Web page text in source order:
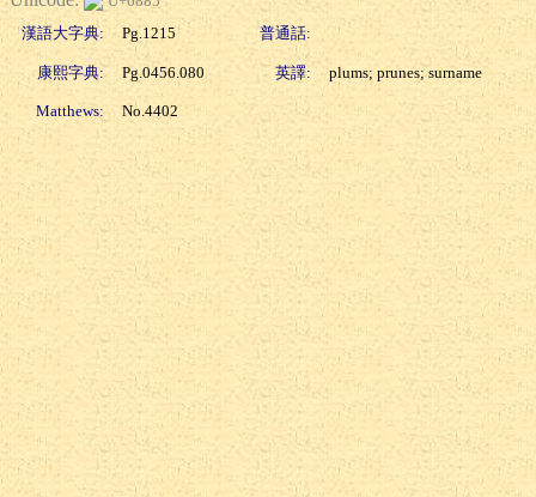
漢語大字典:
Pg.1215 普通話:
康熙字典: Pg.0456.080 英譯: plums; prunes; surname
Matthews: No.4402